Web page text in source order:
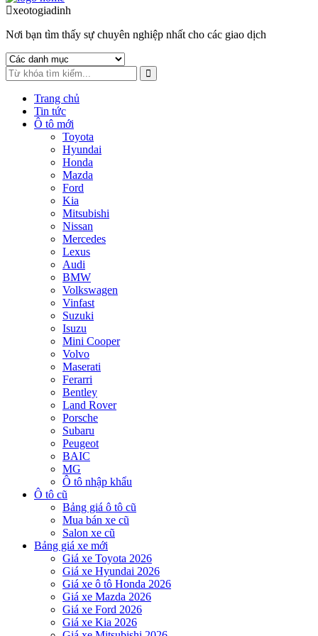
to
toxeotogiadinh
Nơi bạn tìm thấy sự chuyên nghiệp nhất cho các giao dịch
Trang chủ
Tin tức
Ô tô mới
Toyota
Hyundai
Honda
Mazda
Ford
Kia
Mitsubishi
Nissan
Mercedes
Lexus
Audi
BMW
Volkswagen
Vinfast
Suzuki
Isuzu
Mini Cooper
Volvo
Maserati
Ferarri
Bentley
Land Rover
Porsche
Subaru
Peugeot
BAIC
MG
Ô tô nhập khẩu
Ô tô cũ
Bảng giá ô tô cũ
Mua bán xe cũ
Salon xe cũ
Bảng giá xe mới
Giá xe Toyota 2026
Giá xe Hyundai 2026
Giá xe ô tô Honda 2026
Giá xe Mazda 2026
Giá xe Ford 2026
Giá xe Kia 2026